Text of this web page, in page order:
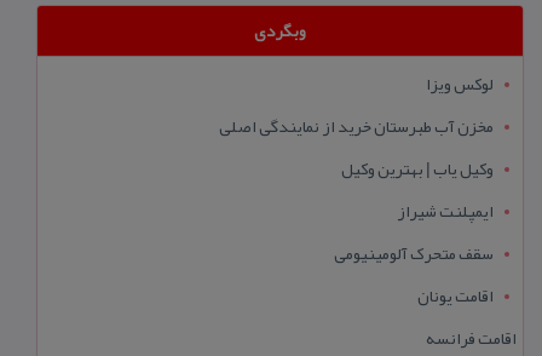
وبگردی
لوکس ویزا
مخزن آب طبرستان خرید از نمایندگی اصلی
وکیل یاب | بهترین وکیل
ایمپلنت شیراز
سقف متحرک آلومینیومی
اقامت یونان
اقامت فرانسه